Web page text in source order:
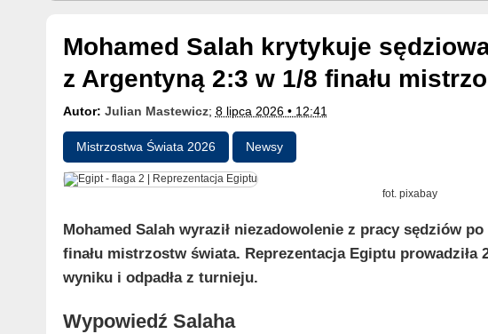
Mohamed Salah krytykuje sędziowanie po porażce Egiptu
z Argentyną 2:3 w 1/8 finału
Autor: Julian Mastewicz; 8 lipca 2026 • 12:41
Mistrzostwa Świata 2026 Newsy
fot. pixabay
Mohamed Salah wyraził niezadowolenie z pracy sędziów
finału mistrzostw świata. Reprezentacja Egiptu prowadziła
wyniku i odpadła z turnieju.
Wypowiedź Salaha